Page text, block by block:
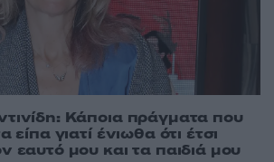
Κάποια πράγματα που
είπα γιατί ένιωθα ότι έτσι
εαυτό μου και τα παιδιά μου